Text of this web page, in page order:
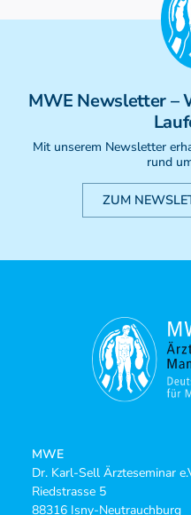
MWE Newsletter–
Mit unserem Newsletter
rund
ZUM
MWE
Dr. Karl-Sell Ärzteseminar
Riedstrasse 5
88316 Isny-Neutrauchburg